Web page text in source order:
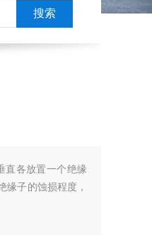
直各放置一个绝缘
缘子的蚀损程度，